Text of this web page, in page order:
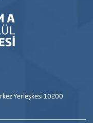
Yerleşkesi 10200